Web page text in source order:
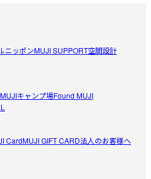
ニッポンMUJI SUPPORT空間設計
キャンプ場Found MUJI
CardMUJI GIFT CARD法人のお客様へ